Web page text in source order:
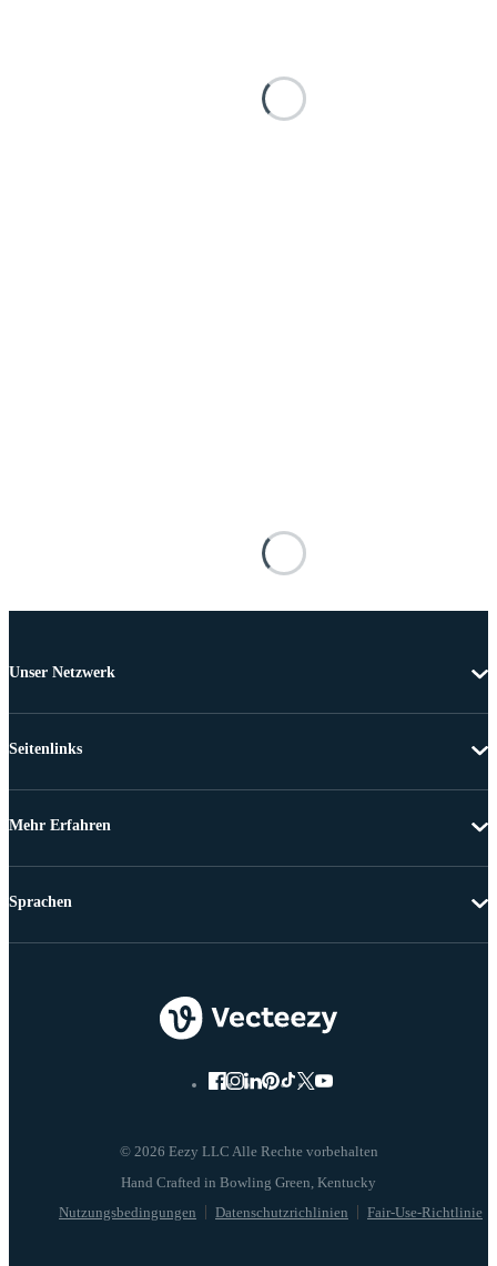
Unser Netzwerk
Seitenlinks
Mehr Erfahren
© 2026 Eezy LLC Alle Rechte vorbehalten
Nutzungsbedingungen Datenschutzrichlinien Fair-Use-Richtlinie
Sprachen